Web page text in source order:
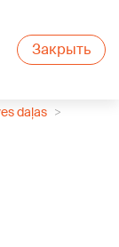
Закрыть
daļas